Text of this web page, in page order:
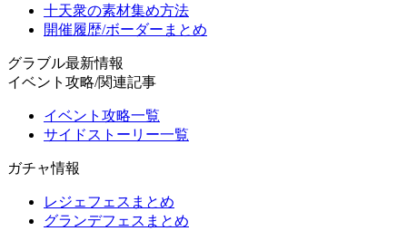
十天衆の素材集め方法
開催履歴/ボーダーまとめ
グラブル最新情報
イベント攻略/関連記事
イベント攻略一覧
サイドストーリー一覧
ガチャ情報
レジェフェスまとめ
グランデフェスまとめ